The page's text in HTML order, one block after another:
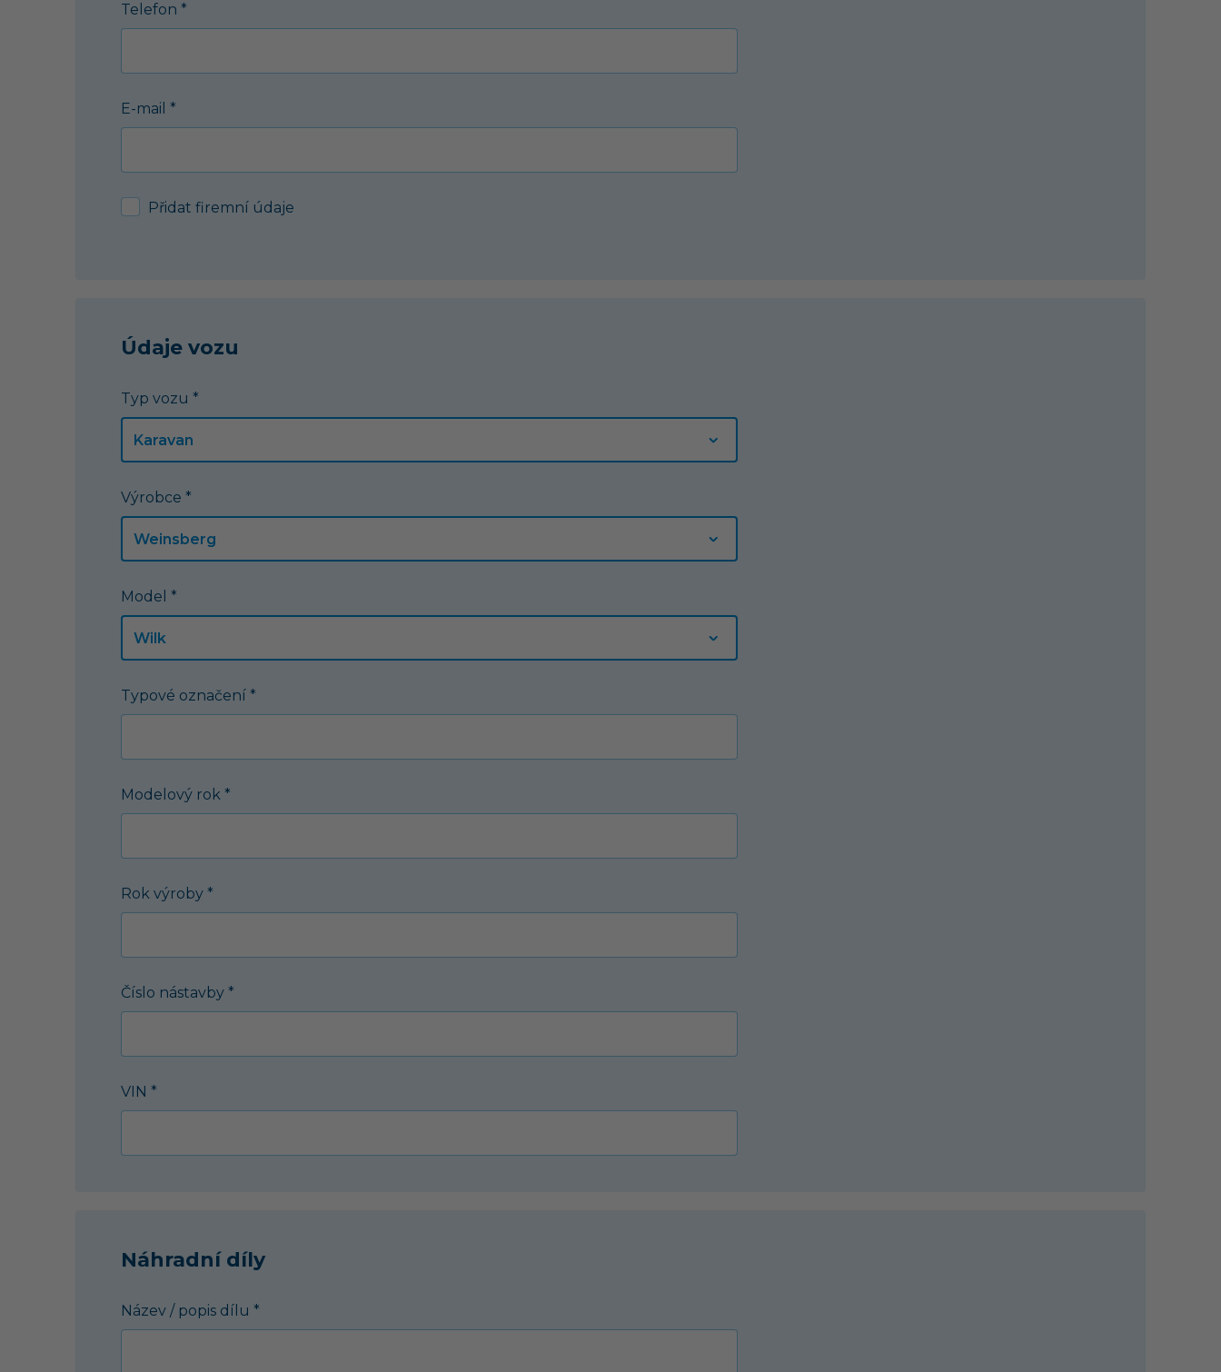
Telefon *
E-mail *
Přidat firemní údaje
Údaje vozu
Typ vozu *
Výrobce *
Model *
Typové označení *
Modelový rok *
Rok výroby *
Číslo nástavby *
VIN *
Náhradní díly
Název / popis dílu *